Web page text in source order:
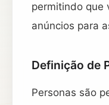
permitindo que
anúncios para
Definição de
Personas são